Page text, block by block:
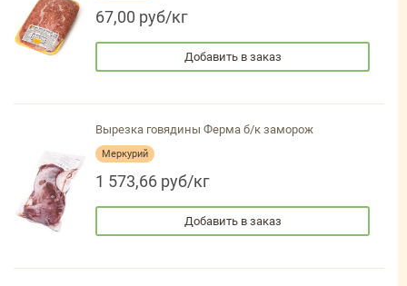
67,00 руб/кг
Добавить в заказ
Вырезка говядины Ферма б/к заморож
Меркурий
1 573,66 руб/кг
Добавить в заказ